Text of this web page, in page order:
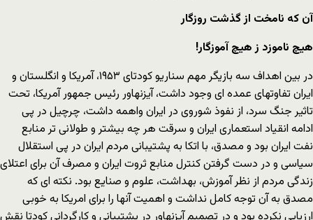
آن که نامخت از گذشت روزگار
هیچ ناموزد ز هیچ آموزگار!
در بین اهداف سه بازیگر مهم سناریو کودتای ۱۹۵۳، آمریکا و انگلستان و
ایران تفاوتهای عمده ای وجود داشت، آیزنهاور رئیس جمهور آمریکا، تحت
تاثیر جنگ سرد، از نفوذ شوروی در ایران واهمه داشت، چرچیل در پی
ادامه انقیاد استعماری ایران و سرقت هر چه بیشتر و طولانی تر منابع
نفت ایران بود و مصدق، با اتکا به پشتیبانی مردم ایران در پی استقلال
سیاسی و در دست گرفتن کنترل منابع ثروت ایران و مصرف آن برای اعتلای
زندگی مردم از نظر آموزش، بهداشت، علوم و صنایع بود. نکته ای که
مصدق به آن توجه کامل نداشت و اهمیت آنها را برای امریکا به خوبی